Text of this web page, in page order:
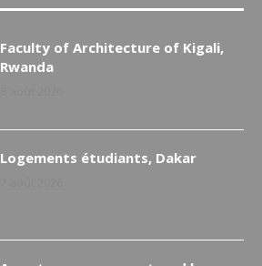
Faculty of Architecture of Kigali,
Rwanda
Logements étudiants, Dakar